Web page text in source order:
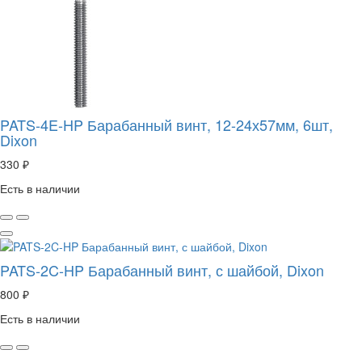
PATS-4E-HP Барабанный винт, 12-24х57мм, 6шт,
Dixon
330 ₽
Есть в наличии
PATS-2C-HP Барабанный винт, с шайбой, Dixon
800 ₽
Есть в наличии